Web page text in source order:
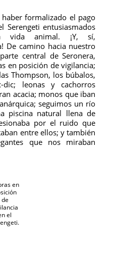
formalizado el pago
Serengeti entusiasmados
vida animal. ¡Y, sí,
De camino hacia nuestro
central de Seronera,
en posición de vigilancia;
Thompson, los búbalos,
leonas y cachorros
acacia; monos que iban
seguimos un río
piscina natural llena de
por el ruido que
entre ellos; y también
que nos miraban
en
de
el